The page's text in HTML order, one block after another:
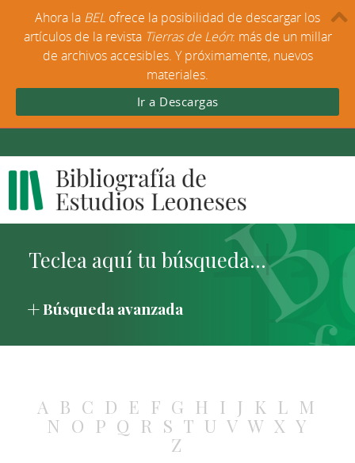
Búsqueda avanzada
A B C D E F G H I J K L M
N O P Q R S T U V W X Y
Z
Ahora la BEL ofrece la posibilidad de descargar los
artículos de la revista Tierras de León: más de un millar
de archivos accesibles. Y próximamente, nuevos
materiales.
Ir a Descargas